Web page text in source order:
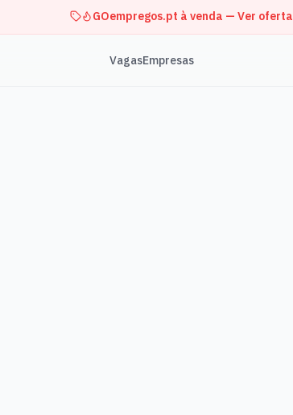
GOempregos.pt à venda — Ver oferta
VagasEmpresas